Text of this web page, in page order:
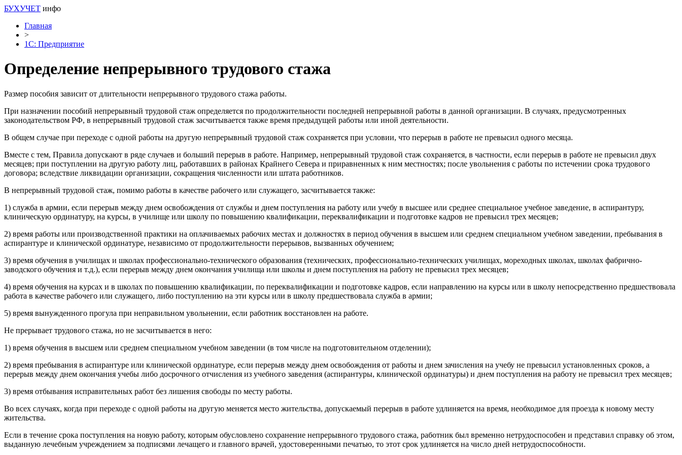
БУХУЧЕТ инфо
Главная
>
1С: Предприятие
Определение непрерывного трудового стажа
Размер пособия зависит от длительности непрерывного трудового стажа работы.
При назначении пособий непрерывный трудовой стаж определяется по продолжительности последней непрерывной работы в данной организации. В случаях, предусмотренных
законодательством РФ, в непрерывный трудовой стаж засчитывается также время предыдущей работы или иной деятельности.
В общем случае при переходе с одной работы на другую непрерывный трудовой стаж сохраняется при условии, что перерыв в работе не превысил одного месяца.
Вместе с тем, Правила допускают в ряде случаев и больший перерыв в работе. Например, непрерывный трудовой стаж сохраняется, в частности, если перерыв в работе не превысил двух
месяцев; при поступлении на другую работу лиц, работавших в районах Крайнего Севера и приравненных к ним местностях; после увольнения с работы по истечении срока трудового
договора; вследствие ликвидации организации, сокращения численности или штата работников.
В непрерывный трудовой стаж, помимо работы в качестве рабочего или служащего, засчитывается также:
1) служба в армии, если перерыв между днем освобождения от службы и днем поступления на работу или учебу в высшее или среднее специальное учебное заведение, в аспирантуру,
клиническую ординатуру, на курсы, в училище или школу по повышению квалификации, переквалификации и подготовке кадров не превысил трех месяцев;
2) время работы или производственной практики на оплачиваемых рабочих местах и должностях в период обучения в высшем или среднем специальном учебном заведении, пребывания в
аспирантуре и клинической ординатуре, независимо от продолжительности перерывов, вызванных обучением;
3) время обучения в училищах и школах профессионально-технического образования (технических, профессионально-технических училищах, мореходных школах, школах фабрично-
заводского обучения и т.д.), если перерыв между днем окончания училища или школы и днем поступления на работу не превысил трех месяцев;
4) время обучения на курсах и в школах по повышению квалификации, по переквалификации и подготовке кадров, если направлению на курсы или в школу непосредственно предшествовала
работа в качестве рабочего или служащего, либо поступлению на эти курсы или в школу предшествовала служба в армии;
5) время вынужденного прогула при неправильном увольнении, если работник восстановлен на работе.
Не прерывает трудового стажа, но не засчитывается в него:
1) время обучения в высшем или среднем специальном учебном заведении (в том числе на подготовительном отделении);
2) время пребывания в аспирантуре или клинической ординатуре, если перерыв между днем освобождения от работы и днем зачисления на учебу не превысил установленных сроков, а
перерыв между днем окончания учебы либо досрочного отчисления из учебного заведения (аспирантуры, клинической ординатуры) и днем поступления на работу не превысил трех месяцев;
3) время отбывания исправительных работ без лишения свободы по месту работы.
Во всех случаях, когда при переходе с одной работы на другую меняется место жительства, допускаемый перерыв в работе удлиняется на время, необходимое для проезда к новому месту
жительства.
Если в течение срока поступления на новую работу, которым обусловлено сохранение непрерывного трудового стажа, работник был временно нетрудоспособен и представил справку об этом,
выданную лечебным учреждением за подписями лечащего и главного врачей, удостоверенными печатью, то этот срок удлиняется на число дней нетрудоспособности.